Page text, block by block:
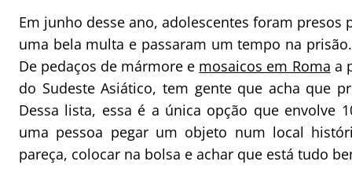
Em junho desse ano, adolescentes foram presos
uma bela multa e passaram um tempo na
De pedaços de mármore e mosaicos em Roma a
do Sudeste Asiático, tem gente que acha que
Dessa lista, essa é a única opção que envolve
uma pessoa pegar um objeto num local
pareça, colocar na bolsa e achar que está tudo